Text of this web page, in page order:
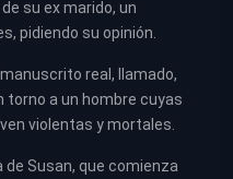
su ex marido, un
pidiendo su opinión.
real, llamado,
torno a un hombre cuyas
violentas y mortales.
Susan, que comienza